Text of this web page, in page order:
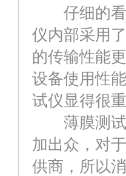
仔细的看
仪内部采用
的传输性能
设备使用性
试仪显得很
薄膜测试
加出众，对
供商，所以